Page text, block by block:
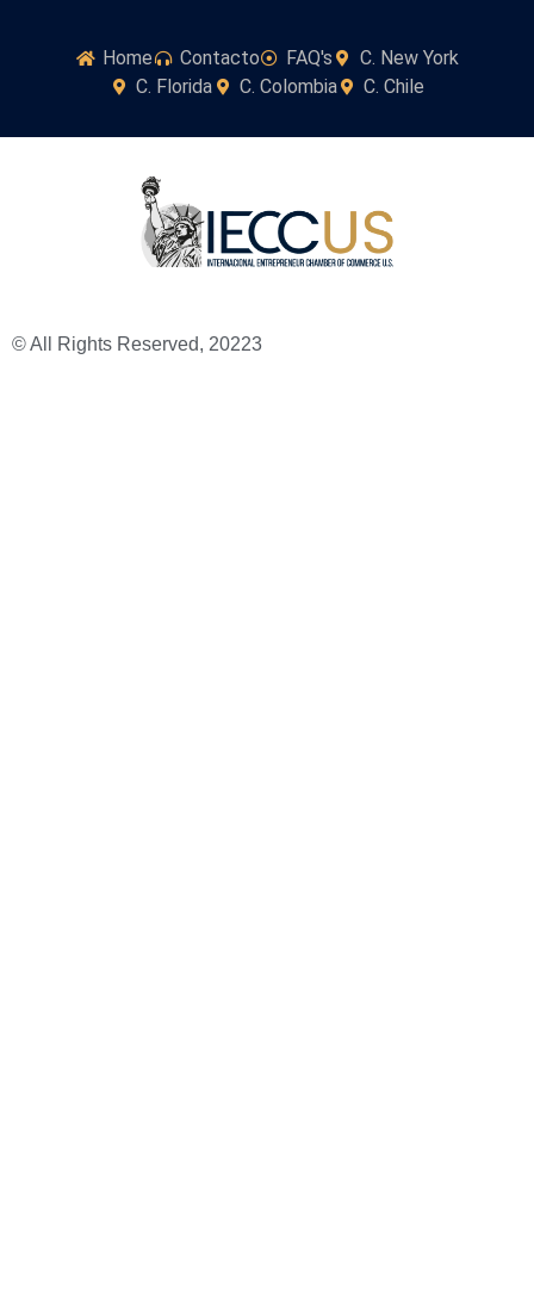
Home Contacto FAQ's
C. New York
C. Florida
C. Colombia C. Chile
© All Rights Reserved, 20223